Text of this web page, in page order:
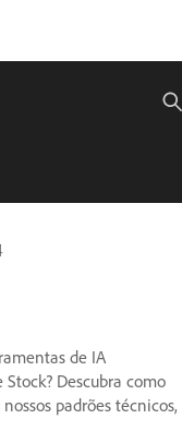
de IA
Descubra como
padrões técnicos,